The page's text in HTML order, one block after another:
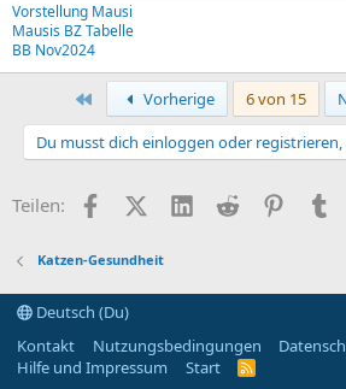
Vorstellung Mausi
Mausis BZ Tabelle
BB Nov2024
Erste Vorherige 6 von 15
Du musst dich einloggen oder
Teilen: FacebookX (Twitter)
LinkedIn
Reddit
Katzen-Gesundheit
Deutsch (Du)
Kontakt
Nutzungsbedingungen
Hilfe und Impressum
Start
R